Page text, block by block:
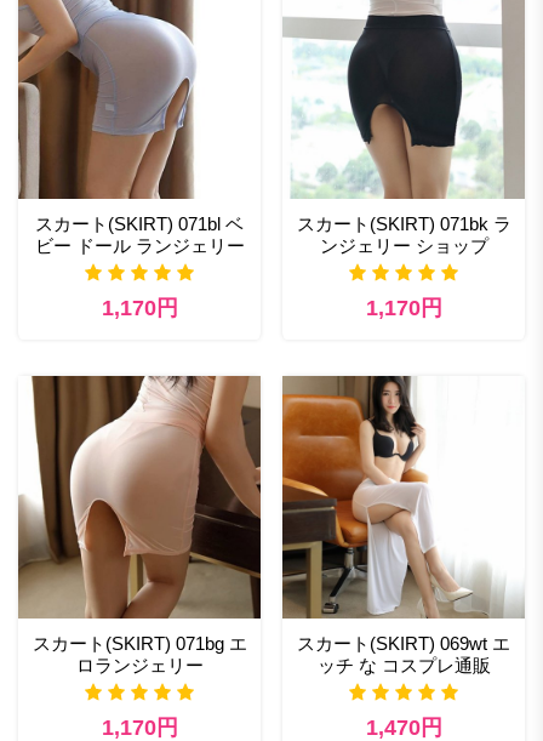
スカート(SKIRT) 071bl ベ
ビー ドール ランジェリー
1,170円
スカート(SKIRT) 071bk ラ
ンジェリー ショップ
1,170円
スカート(SKIRT) 071bg エ
ロランジェリー
1,170円
スカート(SKIRT) 069wt エ
ッチ な コスプレ通販
1,470円